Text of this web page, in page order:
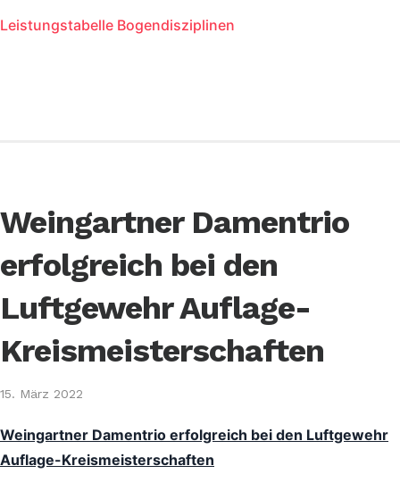
Leistungstabelle Bogendisziplinen
Weingartner Damentrio
erfolgreich bei den
Luftgewehr Auflage-
Kreismeisterschaften
15. März 2022
Weingartner Damentrio erfolgreich bei den Luftgewehr
Auflage-Kreismeisterschaften